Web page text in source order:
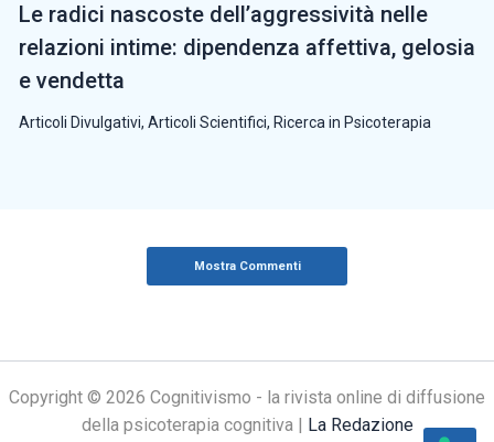
Le radici nascoste dell’aggressività nelle
relazioni intime: dipendenza affettiva, gelosia
e vendetta
Articoli Divulgativi, Articoli Scientifici, Ricerca in Psicoterapia
Mostra Commenti
Copyright © 2026 Cognitivismo - la rivista online di diffusione
della psicoterapia cognitiva | La Redazione